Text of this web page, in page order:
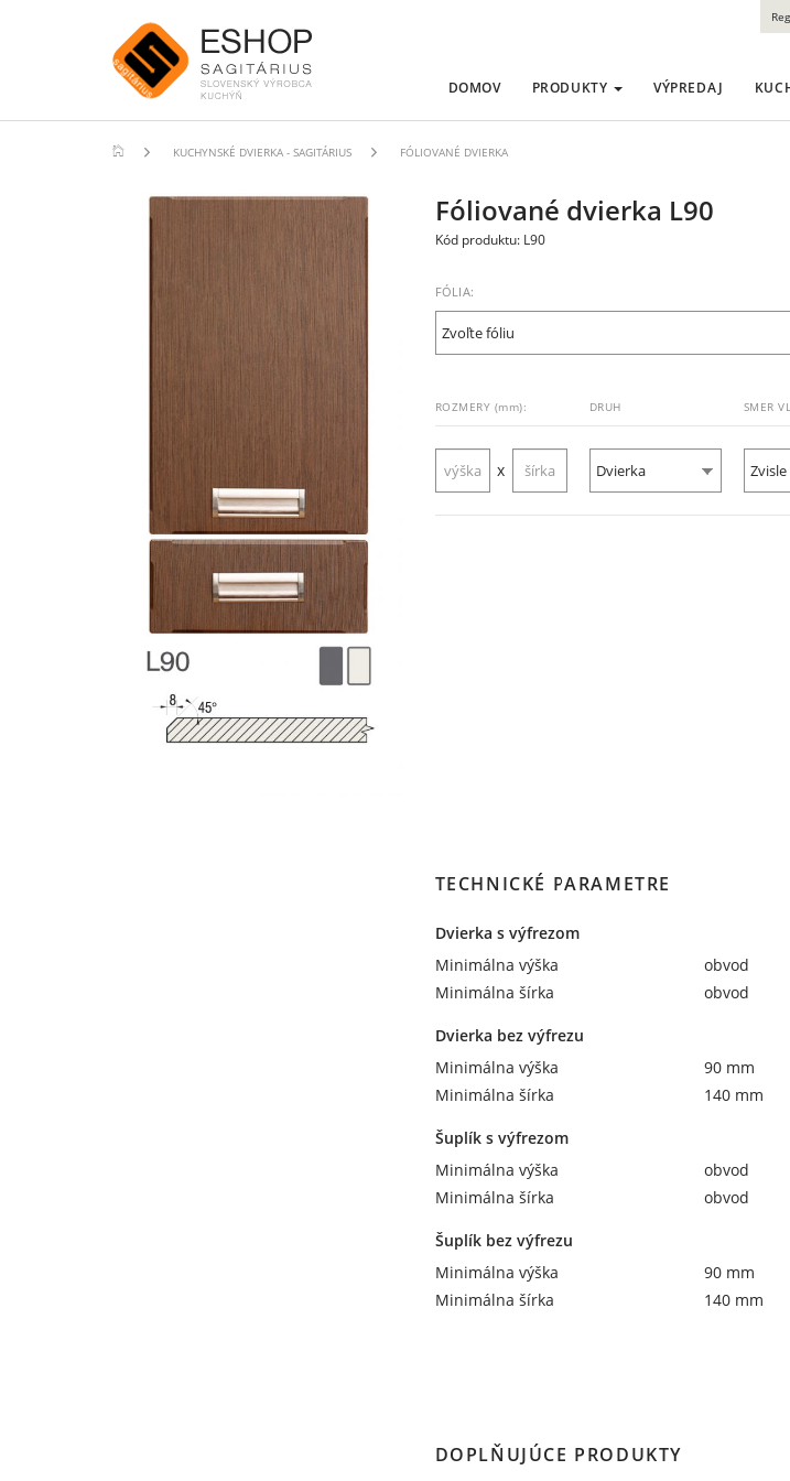
KUCHYNSKÉ DVIERKA - SAGITÁRIUS FÓLIOVANÉ DVIERKA
Fóliované dvierka L90
Kód produktu: L90
FÓLIA:
Zvoľte fóliu
ROZMERY (mm): DRUH SMER
x Dvierka Zvisle
TECHNICKÉ PARAMETRE
Dvierka s výfrezom
Minimálna výška
obvod
Minimálna šírka
obvod
Dvierka bez výfrezu
Minimálna výška
90 mm
Minimálna šírka
140 mm
Šuplík s výfrezom
Minimálna výška
obvod
Minimálna šírka
obvod
Šuplík bez výfrezu
Minimálna výška
90 mm
Minimálna šírka
140 mm
DOPLŇUJÚCE PRODUKTY
DOMOV PRODUKTY VÝPREDAJ